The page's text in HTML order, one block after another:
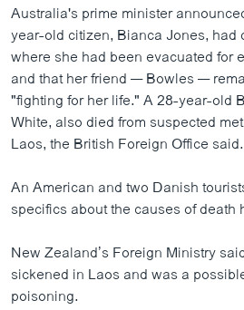
Australia's prime minister
year-old citizen, Bianca Jones,
where she had been evacuated for
and that her friend — Bowles —
"fighting for her life." A 28-year-old
White, also died from suspected
Laos, the British Foreign Office said.
An American and two Danish
specifics about the causes of death
New Zealand’s Foreign Ministry
sickened in Laos and was a
poisoning.